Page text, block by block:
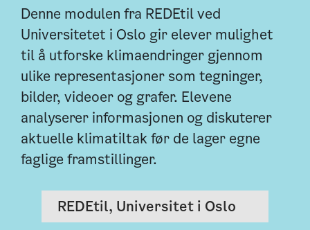
Denne modulen fra REDEtil ved
Universitetet i Oslo gir elever mulighet
til å utforske klimaendringer gjennom
ulike representasjoner som tegninger,
bilder, videoer og grafer. Elevene
analyserer informasjonen og diskuterer
aktuelle klimatiltak før de lager egne
faglige framstillinger.
REDEtil, Universitet i Oslo